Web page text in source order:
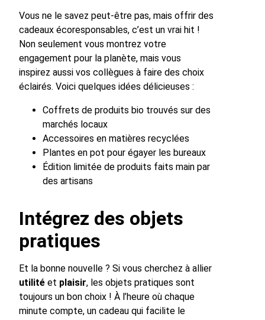
Vous ne le savez peut-être pas, mais offrir des
cadeaux écoresponsables, c’est un vrai hit !
Non seulement vous montrez votre
engagement pour la planète, mais vous
inspirez aussi vos collègues à faire des choix
éclairés. Voici quelques idées délicieuses :
Coffrets de produits bio trouvés sur des
marchés locaux
Accessoires en matières recyclées
Plantes en pot pour égayer les bureaux
Édition limitée de produits faits main par
des artisans
Intégrez des objets
pratiques
Et la bonne nouvelle ? Si vous cherchez à allier
utilité et plaisir, les objets pratiques sont
toujours un bon choix ! À l’heure où chaque
minute compte, un cadeau qui facilite le